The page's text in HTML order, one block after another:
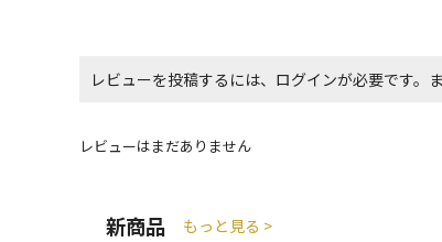
レビューを投稿するには、ログインが必要です。
レビューはまだありません
新商品 もっと見る >